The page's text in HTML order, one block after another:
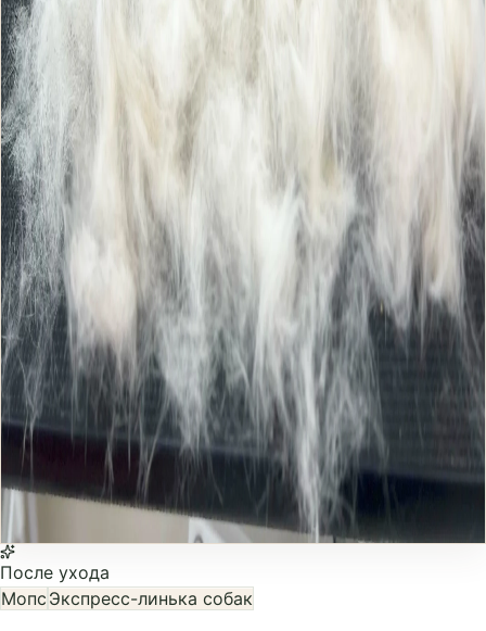
После ухода
Мопс Экспресс-линька собак